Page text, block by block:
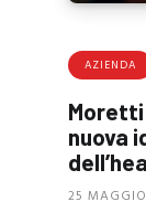
AZIENDA
Moretti
nuova
25